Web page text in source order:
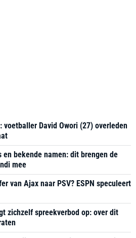
voetballer David Owori (27) overleden
en bekende namen: dit brengen de
mee
van Ajax naar PSV? ESPN speculeert
zichzelf spreekverbod op: over dit